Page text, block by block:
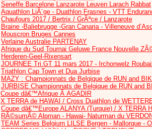
Seneffe Barcelone Lanzarote Leuven Larach Rabbat
Aquathlon LiÃ¨ge - Duathlon Frasnes - VTT
Chaufours 2017 / Bertrix / GrÃªce / Lanzarote
Braine -Baliebrugge -Gran Canaria - Villeneuve
Mouscron Bruges Cannes
Verlaine Australie PARTENAY
Afrique du Sud Tournai Geluwe France Nouvelle
Herderen-Geel-Rixensart
JOURNEE Tri.GT 11 mars 2017 - Irchonwelz
Triathlon Cap Town et Dua Jurbise
MAZY : Championnats de Belgique de RUN and
JURBISE Championnats de Belgique de RUN and
Coupe dâ€™Afrique Ã AGADIR
X TERRA de HAWAI / Cross Duathlon de
Coupe dâ€™Europe ALANYA (Turquie) / X TERRA
RÃ©sumÃ© Alpman - Hawai- Naturman du
TEAM Series Belgium LILSE Bergen - Mallorque -